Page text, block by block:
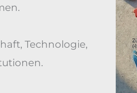
Technologie,